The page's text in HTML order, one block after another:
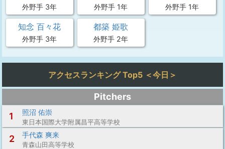
外野手 3年 外野手 1年 外野手 1年
知念 百々花
外野手 3年
都築 姫歌
外野手 2年
アクセスランキング Top5 ＜今日＞
Pitchers
1
照沼 佑崇
東日本国際大学附属昌平高等学校
2 手代森 爽来
青森山田高等学校